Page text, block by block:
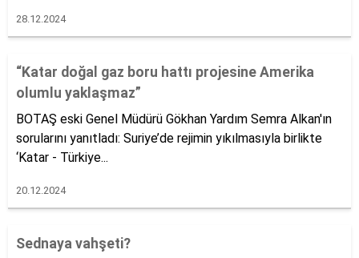
28.12.2024
“Katar doğal gaz boru hattı projesine Amerika
olumlu yaklaşmaz”
BOTAŞ eski Genel Müdürü Gökhan Yardım Semra Alkan'ın
sorularını yanıtladı: Suriye’de rejimin yıkılmasıyla birlikte
‘Katar - Türkiye...
20.12.2024
Sednaya vahşeti?